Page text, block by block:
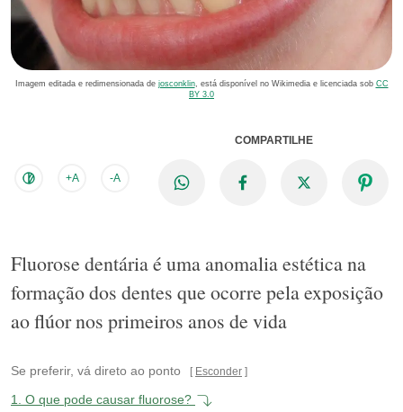
Imagem editada e redimensionada de josconklin, está disponível no Wikimedia e licenciada sob CC
BY 3.0
+A -A
COMPARTILHE
Fluorose dentária é uma anomalia estética na
formação dos dentes que ocorre pela exposição
ao flúor nos primeiros anos de vida
Se preferir, vá direto ao ponto Esconder
1. O que pode causar fluorose?